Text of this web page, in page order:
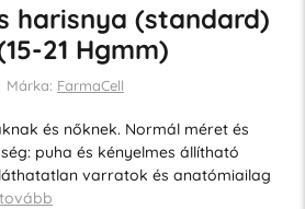
harisnya (standard)
21 Hgmm)
Márka: FarmaCell
és nőknek. Normál méret és
puha és kényelmes állítható
varratok és anatómiailag